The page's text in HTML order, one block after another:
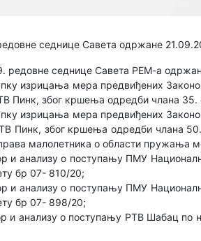
седнице Савета одржане
редовне седнице Савета РЕМ-а
изрицања мера предвиђених
Пинк, због кршења одредби члана 35.
изрицања мера предвиђених
Пинк, због кршења одредби члана
малолетника о области пружања
и анализу о поступању ПМУ
бр 07- 810/20;
и анализу о поступању ПМУ
бр 07- 898/20;
и анализу о поступању РТВ Шабац по